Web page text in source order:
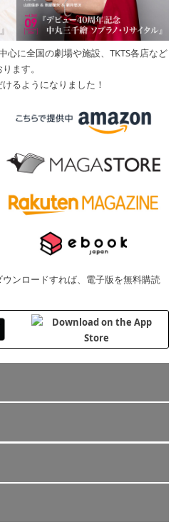
心に全国の劇場や施設、TKTS各店など
ます。
るようになりました！
ンロードすれば、電子版を無料購読